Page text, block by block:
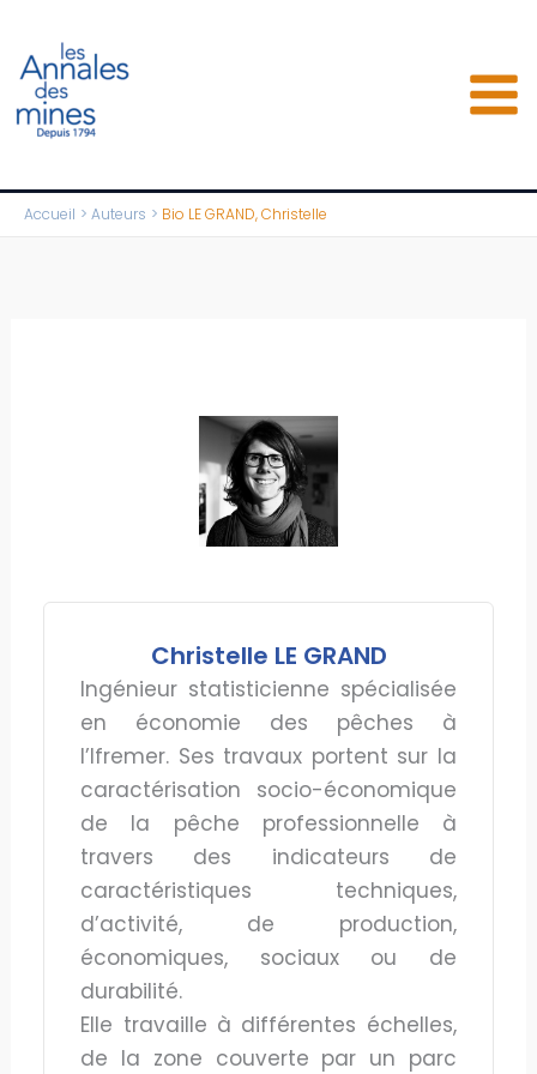
contenu
Accueil Auteurs Bio LE GRAND, Christelle
Christelle LE GRAND
Ingénieur statisticienne spécialisée
en économie des pêches à
l’Ifremer. Ses travaux portent sur la
caractérisation socio-économique
de la pêche professionnelle à
travers des indicateurs de
caractéristiques techniques,
d’activité, de production,
économiques, sociaux ou de
durabilité.
Elle travaille à différentes échelles,
de la zone couverte par un parc